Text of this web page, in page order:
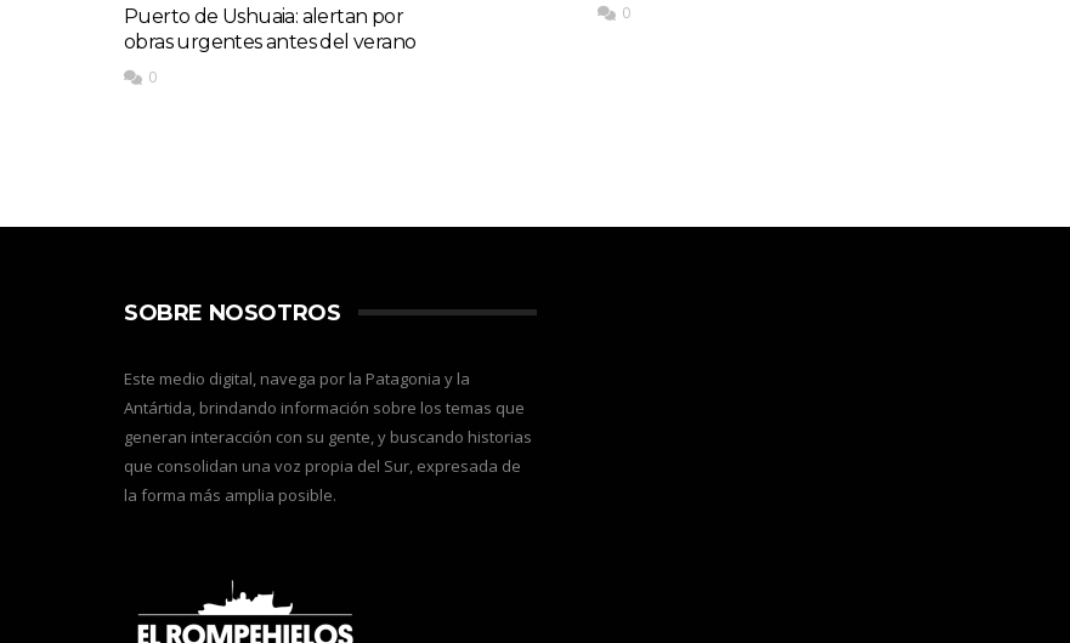
Puerto de Ushuaia: alertan por
obras urgentes antes del verano
0
0
SOBRE NOSOTROS
Este medio digital, navega por la Patagonia y la
Antártida, brindando información sobre los temas que
generan interacción con su gente, y buscando historias
que consolidan una voz propia del Sur, expresada de
la forma más amplia posible.